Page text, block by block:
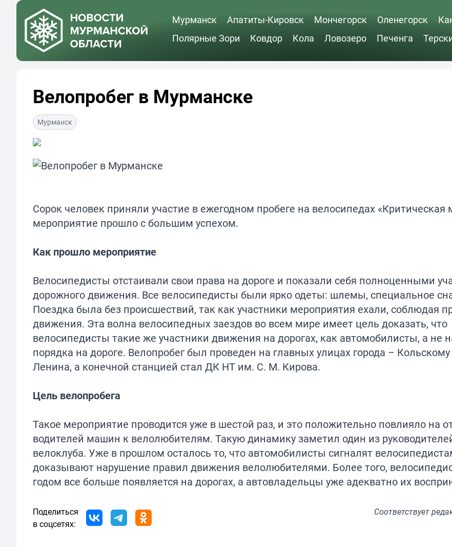
Мурманск Апатиты-Кировск Мончегорск Оленегорск
Полярные Зори
Ковдор Кола Ловозеро Печенга
Велопробег в Мурманске
Мурманск
Сорок человек приняли участие в ежегодном пробеге на велосипедах «Критическая
мероприятие прошло с большим успехом.
Как прошло мероприятие
Велосипедисты отстаивали свои права на дороге и показали себя полноценными
дорожного движения. Все велосипедисты были ярко одеты: шлемы, специальное
Поездка была без происшествий, так как участники мероприятия ехали, соблюдая
движения. Эта волна велосипедных заездов во всем мире имеет цель доказать, что
велосипедисты такие же участники движения на дорогах, как автомобилисты, а не
порядка на дороге. Велопробег был проведен на главных улицах города – Кольскому
Ленина, а конечной станцией стал ДК НТ им. С. М. Кирова.
Цель велопробега
Такое мероприятие проводится уже в шестой раз, и это положительно повлияло на
водителей машин к велолюбителям. Такую динамику заметил один из
велоклуба. Уже в прошлом осталось то, что автомобилисты сигналят
доказывают нарушение правил движения велолюбителями. Более того,
годом все больше появляется на дорогах, а автовладельцы уже адекватно их
Поделиться
в соцсетях:
Соответствует